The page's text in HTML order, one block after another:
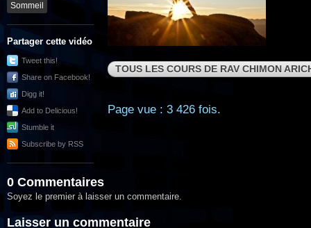
Sommeil
Partager cette vidéo
Tweet this!
Share on Facebook!
Digg it!
Add to Delicious!
Stumble it
Subscribe by RSS
TOUS LES COURS DE RAV CHIMON
Page vue : 3 426 fois.
0 Commentaires
Soyez le premier à laisser un commentaire.
Laisser un commentaire